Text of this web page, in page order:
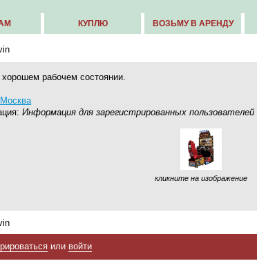
КУПЛЮ ВОЗЬМУ В АРЕНДУ
рабочем состоянии.
Москва
Информация для зарегистрированных пользователей
кликните на изображение
или войти